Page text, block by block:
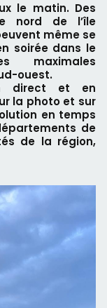
le matin. Des
nord de l’île
même se
soirée dans le
maximales
ouest.
direct et en
la photo et sur
en temps
de
de la région,